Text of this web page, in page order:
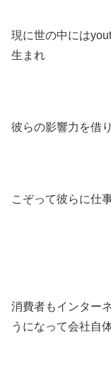
現に世の中には
生まれ
彼らの影響力を借
こぞって彼らに仕
消費者もインター
うになって会社自